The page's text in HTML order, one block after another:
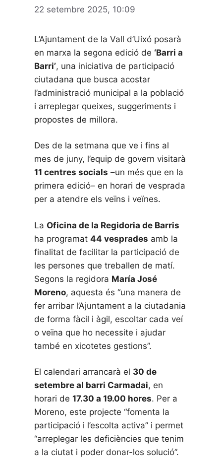
22 setembre 2025, 10:09
L’Ajuntament de la Vall d’Uixó posarà
en marxa la segona edició de ‘Barri a
Barri’, una iniciativa de participació
ciutadana que busca acostar
l’administració municipal a la població
i arreplegar queixes, suggeriments i
propostes de millora.
Des de la setmana que ve i fins al
mes de juny, l’equip de govern visitarà
11 centres socials –un més que en la
primera edició– en horari de vesprada
per a atendre els veïns i veïnes.
La Oficina de la Regidoria de Barris
ha programat44 vesprades amb la
finalitat de facilitar la participació de
les persones que treballen de matí.
Segons la regidora María José
Moreno, aquesta és “una manera de
fer arribar l’Ajuntament a la ciutadania
de forma fàcil i àgil, escoltar cada veí
o veïna que ho necessite i ajudar
també en xicotetes gestions”.
El calendari arrancarà el 30 de
setembre al barri Carmadai, en
horari de17.30 a 19.00 hores. Per a
Moreno, este projecte “fomenta la
participació i l’escolta activa” i permet
“arreplegar les deficiències que tenim
a la ciutat i poder donar-los solució”.